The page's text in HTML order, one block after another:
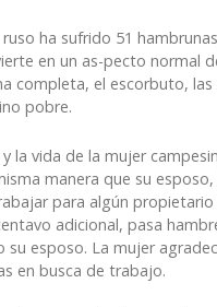
ha sufrido 51
en un as-pecto normal
completa, el escorbuto,
pobre.
la vida de la mujer
manera que su
para algún
adicional, pasa
esposo. La mujer
en busca de trabajo.